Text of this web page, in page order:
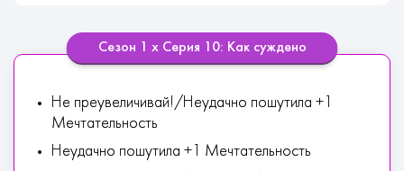
Сезон 1 х Серия 10: Как суждено
Не преувеличивай!/Неудачно пошутила +1
Мечтательность
Неудачно пошутила +1 Мечтательность